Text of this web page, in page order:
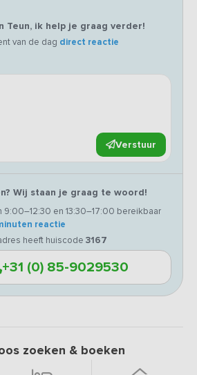
Teun, ik help je graag verder!
van de dag direct reactie
Verstuur
Wij staan je graag te woord!
9:00–12:30 en 13:30–17:00 bereikbaar
reactie
heeft huiscode 3167
+31 (0) 85-9029530
zoeken & boeken